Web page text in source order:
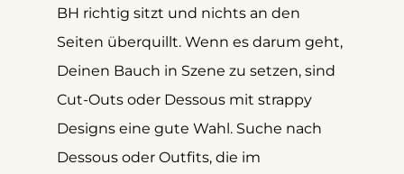
BH richtig sitzt und nichts an den
Seiten überquillt. Wenn es darum geht,
Deinen Bauch in Szene zu setzen, sind
Cut-Outs oder Dessous mit strappy
Designs eine gute Wahl. Suche nach
Dessous oder Outfits, die im